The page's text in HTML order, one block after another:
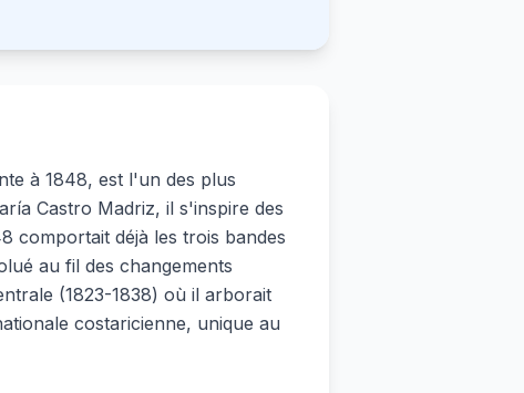
à 1848, est l'un des plus
Castro Madriz, il s'inspire des
comportait déjà les trois bandes
au fil des changements
(1823-1838) où il arborait
costaricienne, unique au